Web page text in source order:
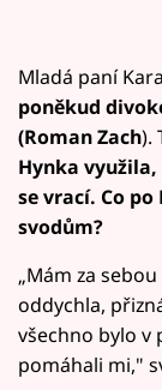
Mladá paní
poněkud
(Roman Zach).
Hynka
se vrací. Co
svodům?
„Mám za
oddychla,
všechno bylo v
pomáhali mi,"